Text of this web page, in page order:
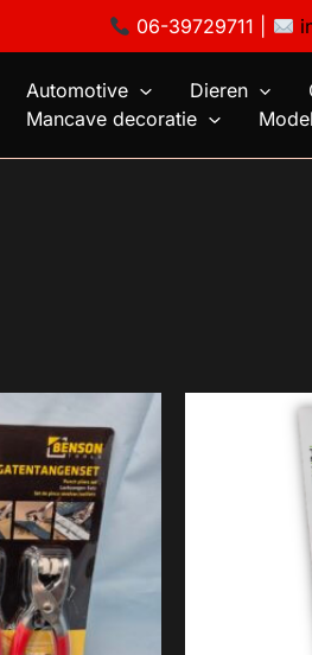
06-39729711 |
Automotive Dieren
Mancave decoratie